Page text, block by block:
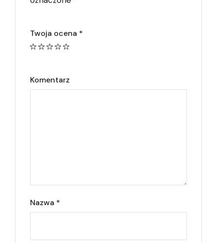
Twoja ocena *
Komentarz
Nazwa *